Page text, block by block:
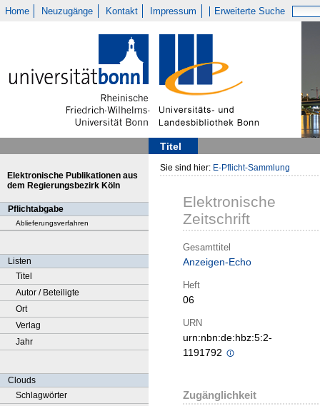
Home Neuzugänge Kontakt Impressum Erweiterte Suche
Titel
Elektronische Publikationen aus
dem Regierungsbezirk Köln
Pflichtabgabe
Ablieferungsverfahren
Listen
Titel
Autor / Beteiligte
Ort
Verlag
Jahr
Clouds
Schlagwörter
Sie sind hier: E-Pflicht-Sammlung
Elektronische
Zeitschrift
Gesamttitel
Anzeigen-Echo
Heft
06
URN
urn:nbn:de:hbz:5:2-
1191792
Zugänglichkeit